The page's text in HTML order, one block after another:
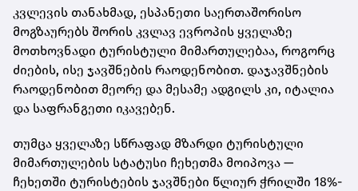
კვლევის თანახმად, ესპანეთი საერთაშორისო
მოგზაურებს შორის კვლავ ევროპის ყველაზე
მოთხოვნადი ტურისტული მიმართულებაა, როგორც
ძიების, ისე ჯავშნების რაოდენობით. დაჯავშნების
რაოდენობით მეორე და მესამე ადგილს კი, იტალია
და საფრანგეთი იკავებენ.
თუმცა ყველაზე სწრაფად მზარდი ტურისტული
მიმართულების სტატუსი ჩეხეთმა მოიპოვა —
ჩეხეთში ტურისტების ჯავშნები წლიურ ჭრილში 18%-